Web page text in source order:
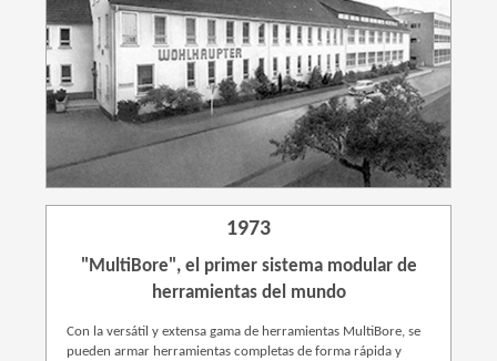
1973
"MultiBore", el primer sistema modular de
herramientas del mundo
Con la versátil y extensa gama de herramientas MultiBore, se
pueden armar herramientas completas de forma rápida y